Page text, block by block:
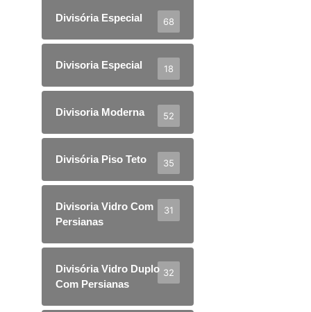
Divisória Especial 68
Divisoria Especial 18
Divisoria Moderna 52
Divisória Piso Teto 35
Divisoria Vidro Com
Persianas
31
Divisória Vidro Duplo
Com Persianas
32